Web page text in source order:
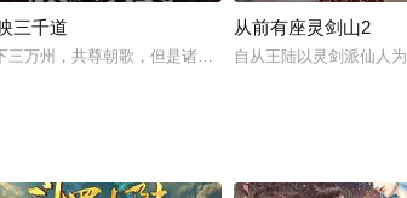
到山海经的年代，探险山海经中提到的名山大海，居
三千道
三万州，共尊朝歌，但是诸侯林立，宗派遍地，各有心
从前有座灵剑山2
自从王陆以灵剑派仙人